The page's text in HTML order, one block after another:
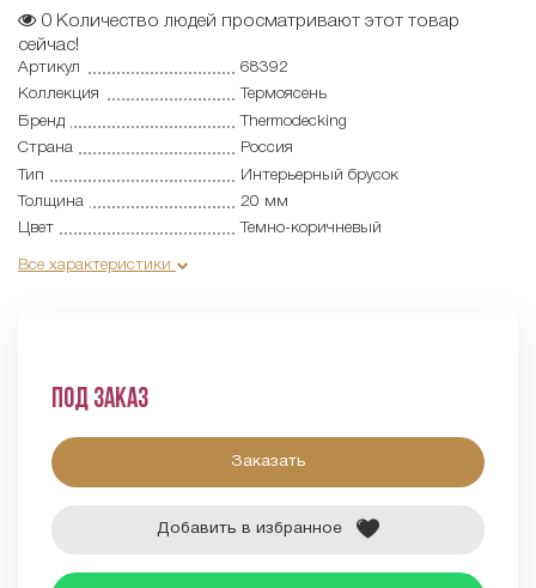
0 Количество людей просматривают этот товар
сейчас!
Артикул
68392
Коллекция
Термоясень
Бренд
Thermodecking
Страна
Россия
Тип
Интерьерный брусок
Толщина
20 мм
Цвет
Темно-коричневый
Все характеристики
Под заказ
Заказать
Добавить в избранное